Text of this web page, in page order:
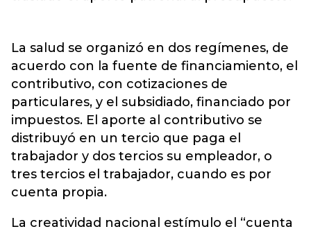
La salud se organizó en dos regímenes, de
acuerdo con la fuente de financiamiento, el
contributivo, con cotizaciones de
particulares, y el subsidiado, financiado por
impuestos. El aporte al contributivo se
distribuyó en un tercio que paga el
trabajador y dos tercios su empleador, o
tres tercios el trabajador, cuando es por
cuenta propia.
La creatividad nacional estímulo el “cuenta